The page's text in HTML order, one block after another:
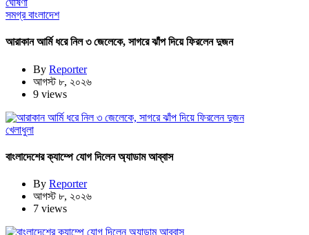
সমগ্র বাংলাদেশ
আরাকান আর্মি ধরে নিল ৩ জেলেকে, সাগরে ঝাঁপ দিয়ে ফিরলেন দুজন
By Reporter
আগস্ট ৮, ২০২৬
9 views
খেলাধুলা
বাংলাদেশের ক্যাম্পে যোগ দিলেন অ্যাডাম আব্বাস
By Reporter
আগস্ট ৮, ২০২৬
7 views